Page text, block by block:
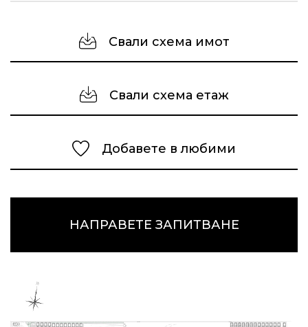
Свали схема имот
Свали схема етаж
Добавете в любими
НАПРАВЕТЕ ЗАПИТВАНЕ